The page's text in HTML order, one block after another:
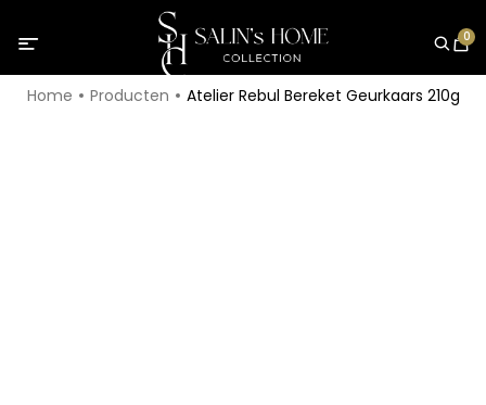
0
Home Producten Atelier Rebul Bereket Geurkaars 210g